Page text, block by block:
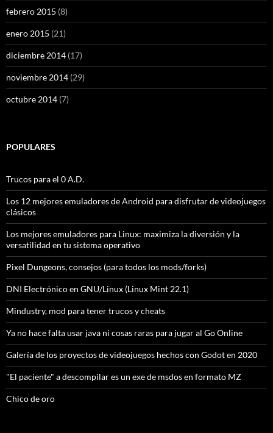
febrero 2015 (8)
enero 2015 (21)
diciembre 2014 (17)
noviembre 2014 (29)
octubre 2014 (7)
POPULARES
Trucos para el 0 A.D.
Los 12 mejores emuladores de Android para disfrutar de videojuegos
clásicos
Los mejores emuladores para Linux: maximiza la diversión y la
versatilidad en tu sistema operativo
Pixel Dungeons, consejos (para todos los mods/forks)
DNI Electrónico en GNU/Linux (Linux Mint 22.1)
Mindustry, mod para tener trucos y cheats
Ya no hace falta usar java ni cosas raras para jugar al Go Online
Galería de los proyectos de videojuegos hechos con Godot en 2020
"El paciente" a descompilar es un exe de msdos en formato MZ
Chico de oro